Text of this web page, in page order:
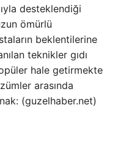
desteklendiği
ömürlü
beklentilerine
teknikler gıdı
hale getirmekte
arasında
(guzelhaber.net)